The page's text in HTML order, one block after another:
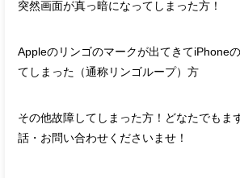
突然画面が真っ暗になってしまった方！
Appleのリンゴのマークが出てきてiPhone
てしまった（通称リンゴループ）方
その他故障してしまった方！どなたでもま
話・お問い合わせくださいませ！